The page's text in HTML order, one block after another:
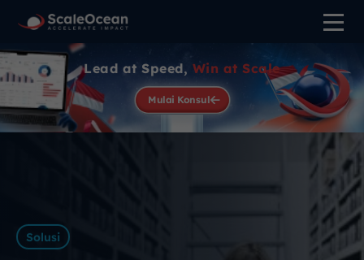
Lead at Speed, Win at Scale
Mulai Konsul
Solusi